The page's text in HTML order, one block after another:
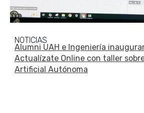
NOTICIAS
Alumni UAH e Ingeniería
Actualízate Online con taller
Artificial Autónoma